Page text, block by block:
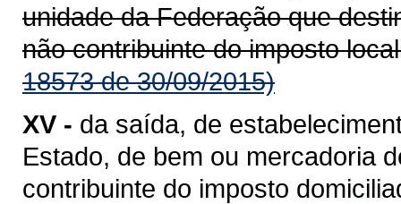
unidade da Federação que
não contribuinte do imposto
18573 de 30/09/2015)
XV - da saída, de
Estado, de bem ou mercadoria
contribuinte do imposto